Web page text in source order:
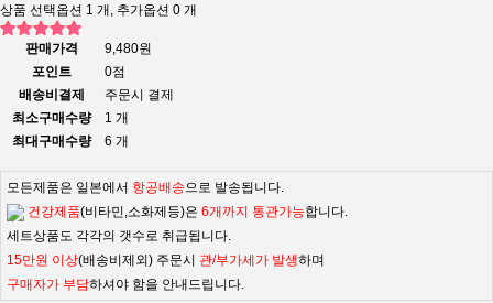
상품 선택옵션 1 개, 추가옵션 0 개
판매가격
9,480원
포인트
0점
배송비결제
주문시 결제
최소구매수량
1 개
최대구매수량
6 개
모든제품은 일본에서 항공배송으로 발송됩니다.
건강제품(비타민,소화제등)은 6개까지 통관가능합니다.
세트상품도 각각의 갯수로 취급됩니다.
15만원 이상(배송비제외) 주문시 관/부가세가 발생하며
구매자가 부담하셔야 함을 안내드립니다.